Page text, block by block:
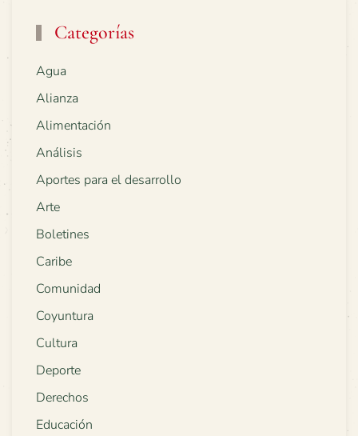
Categorías
Agua
Alianza
Alimentación
Análisis
Aportes para el desarrollo
Arte
Boletines
Caribe
Comunidad
Coyuntura
Cultura
Deporte
Derechos
Educación